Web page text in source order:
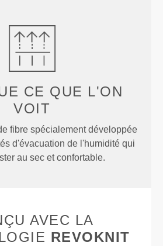
CE QUE L'ON
VOIT
fibre spécialement développée
d'évacuation de l'humidité qui
au sec et confortable.
AVEC LA
REVOKNIT